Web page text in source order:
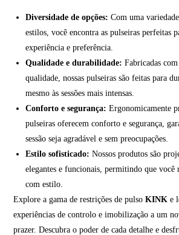
Diversidade de opções: Com uma
estilos, você encontra as pulseiras perfeitas
experiência e preferência.
Qualidade e durabilidade: Fabricadas
qualidade, nossas pulseiras são feitas para
mesmo às sessões mais intensas.
Conforto e segurança: Ergonomicamente
pulseiras oferecem conforto e segurança,
sessão seja agradável e sem preocupações.
Estilo sofisticado: Nossos produtos são
elegantes e funcionais, permitindo que
com estilo.
Explore a gama de restrições de pulsoKINK e
experiências de controlo e imobilização a um
prazer. Descubra o poder de cada detalhe e